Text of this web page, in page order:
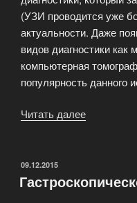
(УЗИ проводится уже
актуальности. Даже
видов диагностики как
компьютерная
популярность данного
Читать далее
и
ОПУБЛИКОВАНО
09.12.2015